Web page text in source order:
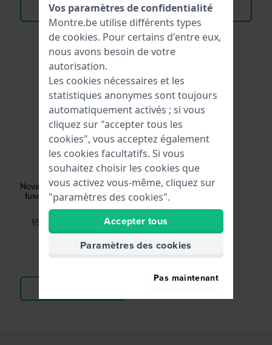
Voir les produits
Voir les produits
MVMT
D-FC01-RG
Nova 38 mm Montre double
fuseau horaire en or rose
150,00 € 74,95 €
-50%
Vos paramètres de confidentialité
Montre.be utilise différents types
de cookies. Pour certains d'entre eux,
nous avons besoin de votre
autorisation.
Les cookies nécessaires et les
statistiques anonymes sont toujours
automatiquement activés ; si vous
cliquez sur "accepter tous les
cookies", vous acceptez également
les cookies facultatifs. Si vous
souhaitez choisir les cookies que
vous activez vous-même, cliquez sur
"paramètres des cookies".
Accepter tous
Paramètres des cookies
Pas maintenant